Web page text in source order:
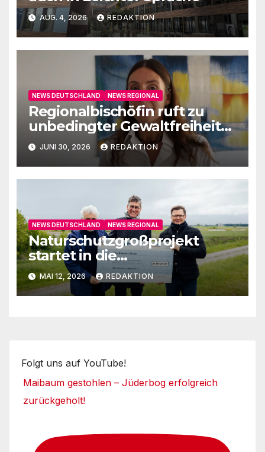
AUG. 4, 2026 REDAKTION
NEWS DEUTSCHLAND NEWS REGIONAL
Regionalbischöfin ruft zu
unbedingter Gewaltfreiheit
aufJUNI 30, 2026 REDAKTION
NEWS DEUTSCHLAND NEWS REGIONAL
Naturschutzgroßprojekt
startet in die
Umsetzungsphase
MAI 12, 2026 REDAKTION
Folgt uns auf YouTube!
Maibaum gestohlen – Jüderbog erfolgreich
zurückgeholt!